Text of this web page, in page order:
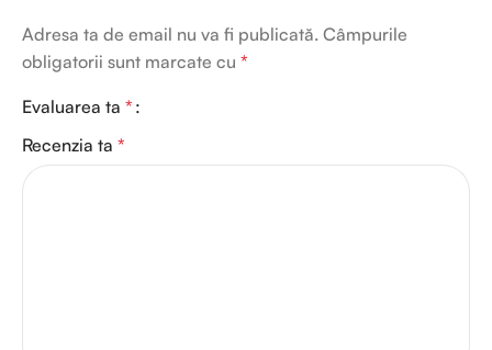
Adresa ta de email nu va fi publicată. Câmpurile
obligatorii sunt marcate cu *
Evaluarea ta *
Recenzia ta *